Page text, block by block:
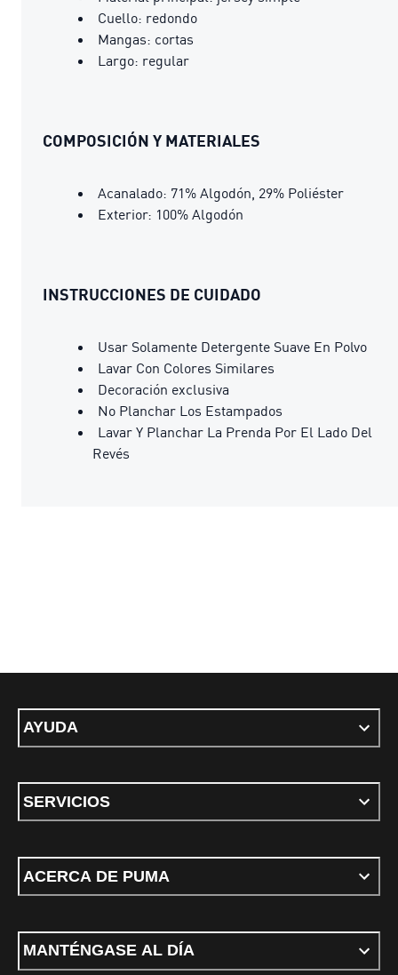
Cuello: redondo
Mangas: cortas
Largo: regular
COMPOSICIÓN Y MATERIALES
Acanalado: 71% Algodón, 29% Poliéster
Exterior: 100% Algodón
INSTRUCCIONES DE CUIDADO
Usar Solamente Detergente Suave En Polvo
Lavar Con Colores Similares
Decoración exclusiva
No Planchar Los Estampados
Lavar Y Planchar La Prenda Por El Lado Del
Revés
AYUDA
SERVICIOS
ACERCA DE PUMA
MANTÉNGASE AL DÍA